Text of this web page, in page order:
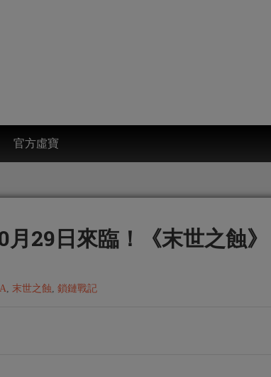
官方虛寶
29日來臨！《末世之蝕》
, 末世之蝕, 鎖鏈戰記